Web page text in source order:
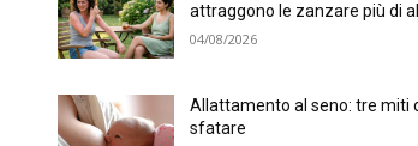
attraggono le zanzare più di
04/08/2026
Allattamento al seno: tre miti
sfatare